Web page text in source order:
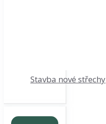
Stavba nové střechy